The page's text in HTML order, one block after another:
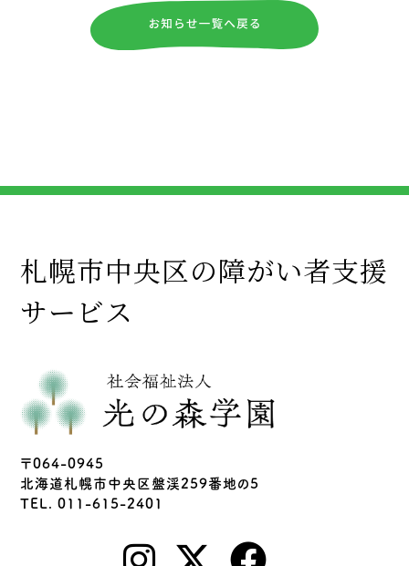
札幌市中央区の障がい者支援
サービス
〒064-0945
北海道札幌市中央区盤渓259番地の5
TEL. 011-615-2401